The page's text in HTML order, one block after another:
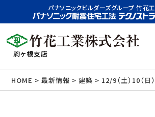
パナソニックビルダーズグループ 竹花
駒ヶ根支店
HOME >最新情報 >建築 > 12/9（土）10（日